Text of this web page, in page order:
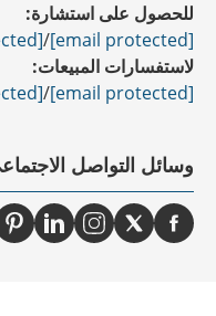
للحصول على استشارة:
/
[email protected]
لاستفسارات المبيعات:
/
[email protected]
وسائل التواصل الاجتماعي